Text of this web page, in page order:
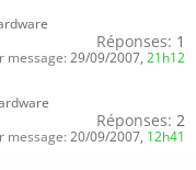
Réponses: 1
message: 29/09/2007, 21h12
Réponses: 2
message: 20/09/2007, 12h41